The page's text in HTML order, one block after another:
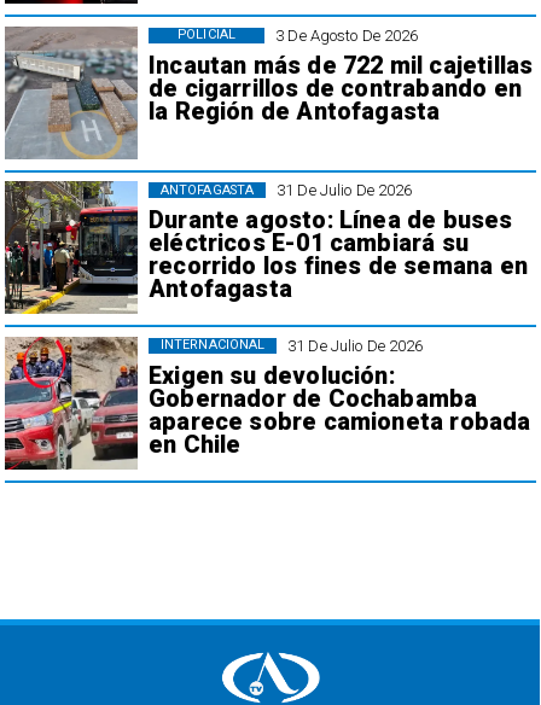
3 De Agosto De 2026
Incautan más de 722 mil cajetillas
de cigarrillos de contrabando en
la Región de Antofagasta
POLICIAL
31 De Julio De 2026
Durante agosto: Línea de buses
eléctricos E-01 cambiará su
recorrido los fines de semana en
Antofagasta
ANTOFAGASTA
31 De Julio De 2026
Exigen su devolución:
Gobernador de Cochabamba
aparece sobre camioneta robada
en Chile
INTERNACIONAL